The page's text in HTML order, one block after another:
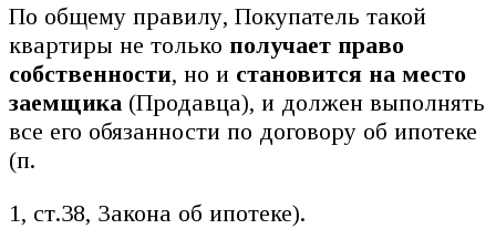
По общему правилу, Покупатель такой
квартиры не только получает право
собственности, но и становится на место
заемщика (Продавца), и должен выполнять
все его обязанности по договору об ипотеке
(п.
1, ст.38, Закона об ипотеке).